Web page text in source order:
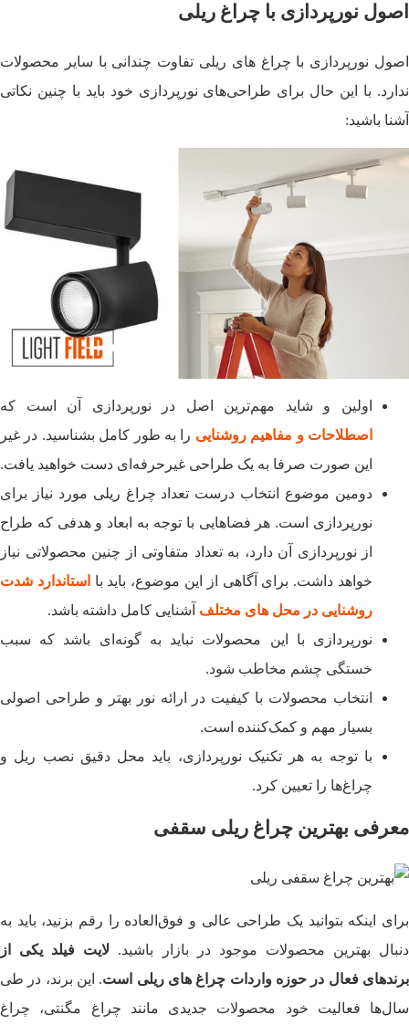
اصول نورپردازی با چراغ ریلی
اصول نورپردازی با چراغ های ریلی تفاوت چندانی با سایر محصولات
ندارد. با این حال برای طراحی‌های نورپردازی خود باید با چنین نکاتی
آشنا باشید:
اولین و شاید مهم‌ترین اصل در نورپردازی آن است که
اصطلاحات و مفاهیم روشنایی را به طور کامل بشناسید. در غیر
این صورت صرفا به یک طراحی غیرحرفه‌ای دست خواهید یافت.
دومین موضوع انتخاب درست تعداد چراغ ریلی مورد نیاز برای
نورپردازی است. هر فضاهایی با توجه به ابعاد و هدفی که طراح
از نورپردازی آن دارد، به تعداد متفاوتی از چنین محصولاتی نیاز
خواهد داشت. برای آگاهی از این موضوع، باید با استاندارد شدت
روشنایی در محل‌ های مختلف آشنایی کامل داشته باشد.
نورپردازی با این محصولات نباید به گونه‌ای باشد که سبب
خستگی چشم مخاطب شود.
انتخاب محصولات با کیفیت در ارائه نور بهتر و طراحی اصولی
بسیار مهم و کمک‌کننده است.
با توجه به هر تکنیک نورپردازی، باید محل دقیق نصب ریل و
چراغ‌‌ها را تعیین کرد.
معرفی بهترین چراغ ریلی سقفی
برای اینکه بتوانید یک طراحی عالی و فوق‌العاده را رقم بزنید، باید به
دنبال بهترین محصولات موجود در بازار باشید. لایت فیلد یکی از
برندهای فعال در حوزه واردات چراغ‌ های ریلی است. این برند، در طی
سال‌ها فعالیت خود محصولات جدیدی مانند چراغ‌ مگنتی، چراغ